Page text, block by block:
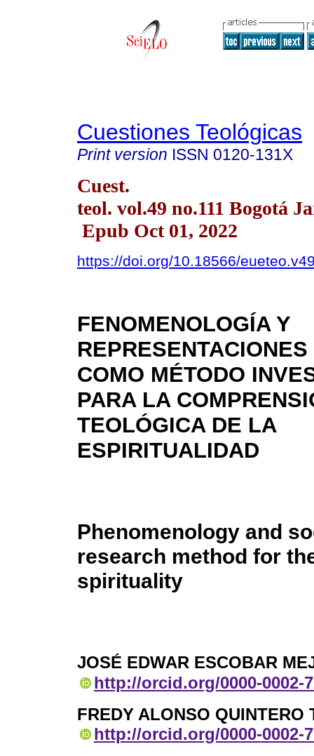
Cuestiones Teológicas
Print version ISSN 0120-131X
Cuest.
teol. vol.49 no.111 Bogotá
Epub Oct 01, 2022
https://doi.org/10.18566/
FENOMENOLOGÍA Y
COMO MÉTODO
PARA LA
TEOLÓGICA DE LA
ESPIRITUALIDAD
Phenomenology and
research method for
spirituality
JOSÉ EDWAR ESCOBAR
http://orcid.org/0000-0002-
FREDY ALONSO QUINTERO
http://orcid.org/0000-0002-